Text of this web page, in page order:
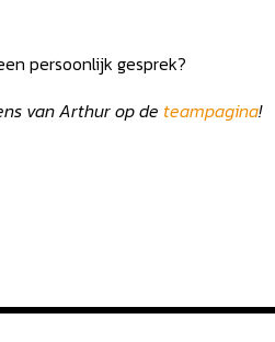
persoonlijk gesprek?
van Arthur op de teampagina!